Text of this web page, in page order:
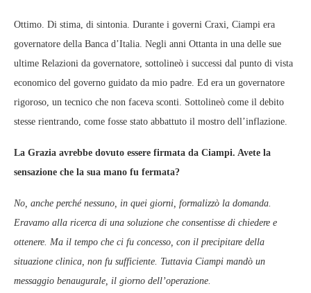
Ottimo. Di stima, di sintonia. Durante i governi Craxi, Ciampi era
governatore della Banca d’Italia. Negli anni Ottanta in una delle sue
ultime Relazioni da governatore, sottolineò i successi dal punto di vista
economico del governo guidato da mio padre. Ed era un governatore
rigoroso, un tecnico che non faceva sconti. Sottolineò come il debito
stesse rientrando, come fosse stato abbattuto il mostro dell’inflazione.
La Grazia avrebbe dovuto essere firmata da Ciampi. Avete la
sensazione che la sua mano fu fermata?
No, anche perché nessuno, in quei giorni, formalizzò la domanda.
Eravamo alla ricerca di una soluzione che consentisse di chiedere e
ottenere. Ma il tempo che ci fu concesso, con il precipitare della
situazione clinica, non fu sufficiente. Tuttavia Ciampi mandò un
messaggio benaugurale, il giorno dell’operazione.